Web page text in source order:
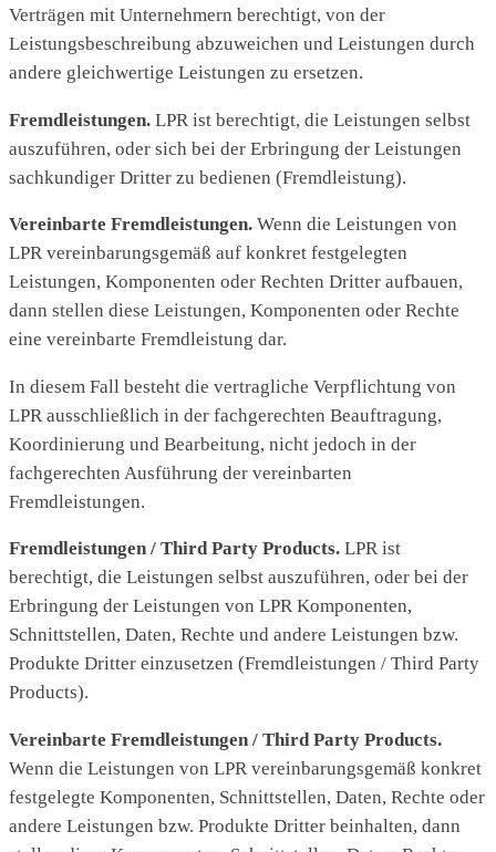
Verträgen mit Unternehmern berechtigt, von der
Leistungsbeschreibung abzuweichen und Leistungen durch
andere gleichwertige Leistungen zu ersetzen.
Fremdleistungen. LPR ist berechtigt, die Leistungen selbst
auszuführen, oder sich bei der Erbringung der Leistungen
sachkundiger Dritter zu bedienen (Fremdleistung).
Vereinbarte Fremdleistungen. Wenn die Leistungen von
LPR vereinbarungsgemäß auf konkret festgelegten
Leistungen, Komponenten oder Rechten Dritter aufbauen,
dann stellen diese Leistungen, Komponenten oder Rechte
eine vereinbarte Fremdleistung dar.
In diesem Fall besteht die vertragliche Verpflichtung von
LPR ausschließlich in der fachgerechten Beauftragung,
Koordinierung und Bearbeitung, nicht jedoch in der
fachgerechten Ausführung der vereinbarten
Fremdleistungen.
Fremdleistungen / Third Party Products. LPR ist
berechtigt, die Leistungen selbst auszuführen, oder bei der
Erbringung der Leistungen von LPR Komponenten,
Schnittstellen, Daten, Rechte und andere Leistungen bzw.
Produkte Dritter einzusetzen (Fremdleistungen / Third Party
Products).
Vereinbarte Fremdleistungen / Third Party Products.
Wenn die Leistungen von LPR vereinbarungsgemäß konkret
festgelegte Komponenten, Schnittstellen, Daten, Rechte oder
andere Leistungen bzw. Produkte Dritter beinhalten, dann